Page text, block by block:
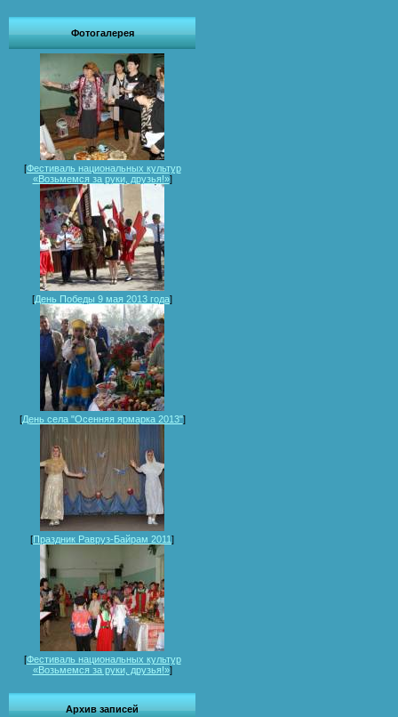
Фотогалерея
[Фестиваль национальных культур
«Возьмемся за руки, друзья!»]
[День Победы 9 мая 2013 года]
[День села "Осенняя ярмарка 2013"]
[Праздник Равруз-Байрам 2011]
[Фестиваль национальных культур
«Возьмемся за руки, друзья!»]
Архив записей